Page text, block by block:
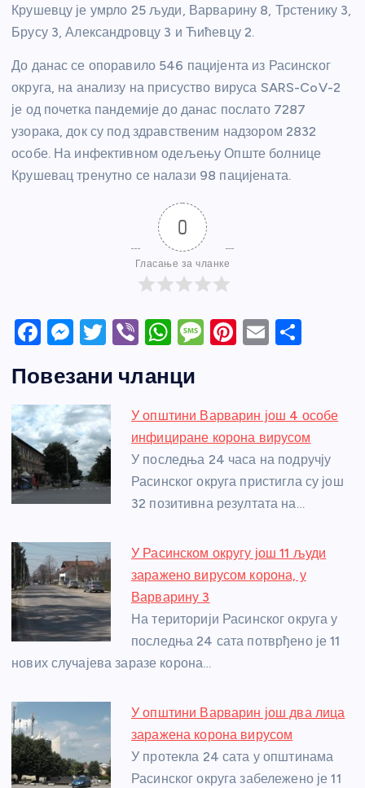
Крушевцу је умрло 25 људи, Варварину 8, Трстенику 3,
Брусу 3, Александровцу 3 и Ћићевцу 2.
До данас се опоравило 546 пацијента из Расинског
округа, на анализу на присуство вируса SARS-CoV-2
је од почетка пандемије до данас послато 7287
узорака, док су под здравственим надзором 2832
особе. На инфективном одељењу Опште болнице
Крушевац тренутно се налази 98 пацијената.
0
Гласање за чланке
F
c
e
b
o
o
k
M
ss
e
n
g
er
T
itt
er
Vi
er
W
at
s
A
p
p
M
a
g
e
Pi
e
st
E
e
Повезани чланци
У општини Варварин још 4 особе
инфициране корона вирусом
У последња 24 часа на подручју
Расинског округа пристигла су још
32 позитивна резултата на…
У Расинском округу још 11 људи
заражено вирусом корона, у
Варварину 3
На територији Расинског округа у
последња 24 сата потврђено је 11
нових случајева заразе корона…
У општини Варварин још два лица
заражена корона вирусом
У протекла 24 сата у општинама
Расинског округа забележено је 11